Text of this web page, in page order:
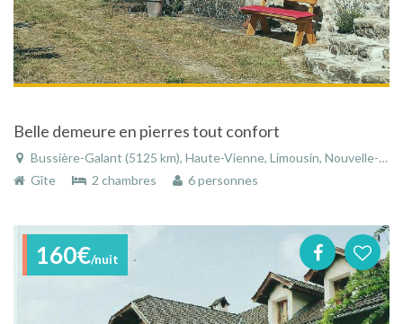
Belle demeure en pierres tout confort
Bussière-Galant (5125 km), Haute-Vienne, Limousin, Nouvelle-Aquitaine, France
Gîte
2 chambres 6 personnes
160€/nuit